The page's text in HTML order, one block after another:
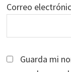
Correo
Guarda mi